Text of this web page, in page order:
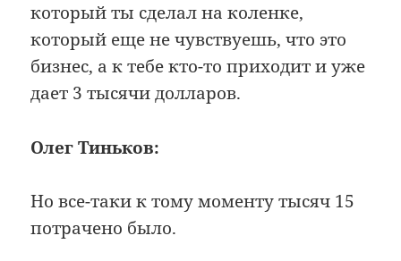
который ты сделал на коленке,
который еще не чувствуешь, что это
бизнес, а к тебе кто-то приходит и уже
дает 3 тысячи долларов.
Олег Тиньков:
Но все-таки к тому моменту тысяч 15
потрачено было.